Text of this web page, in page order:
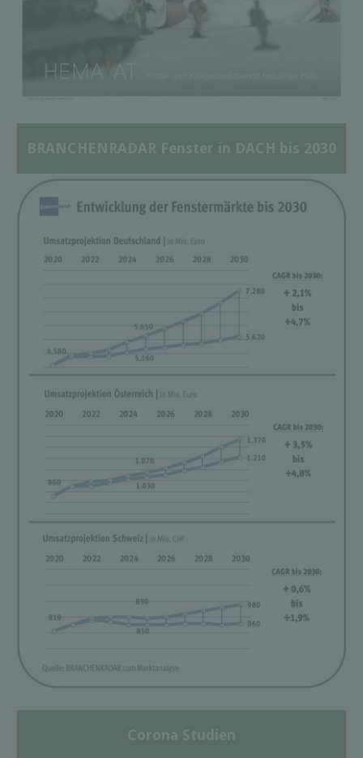
BRANCHENRADAR Fenster in DACH bis 2030
Corona Studien